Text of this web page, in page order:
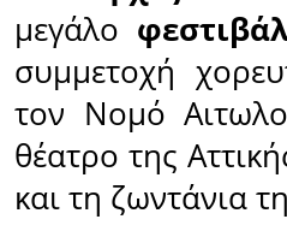
μεγάλο
συμμετοχή
τον Νομό
θέατρο της
και τη ζωντάνια